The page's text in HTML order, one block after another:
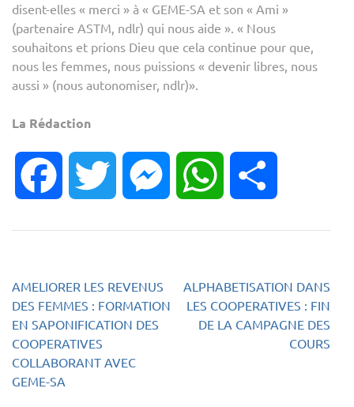
disent-elles « merci » à « GEME-SA et son « Ami »
(partenaire ASTM, ndlr) qui nous aide ». « Nous
souhaitons et prions Dieu que cela continue pour que,
nous les femmes, nous puissions « devenir libres, nous
aussi » (nous autonomiser, ndlr)».
La Rédaction
Facebook Twitter Messenger WhatsApp
Navigation
de
l’article
AMELIORER LES REVENUS
DES FEMMES : FORMATION
EN SAPONIFICATION DES
COOPERATIVES
COLLABORANT AVEC
GEME-SA
ALPHABETISATION DANS
LES COOPERATIVES : FIN
DE LA CAMPAGNE DES
COURS